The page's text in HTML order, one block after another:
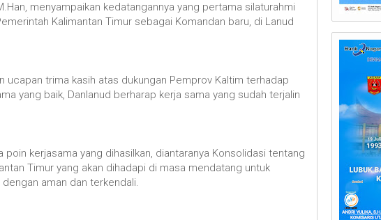
menyampaikan kedatangannya yang pertama silaturahmi
Kalimantan Timur sebagai Komandan baru, di Lanud
ucapan trima kasih atas dukungan Pemprov Kaltim terhadap
yang baik, Danlanud berharap kerja sama yang sudah terjalin
kerjasama yang dihasilkan, diantaranya Konsolidasi tentang
Timur yang akan dihadapi di masa mendatang untuk
aman dan terkendali.